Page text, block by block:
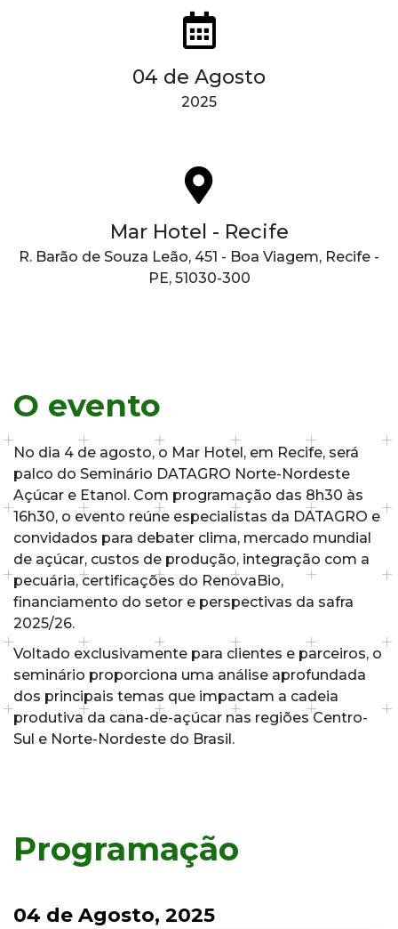
04 de Agosto
2025
Mar Hotel - Recife
R. Barão de Souza Leão, 451 - Boa Viagem, Recife -
PE, 51030-300
O evento
No dia 4 de agosto, o Mar Hotel, em Recife, será
palco do Seminário DATAGRO Norte-Nordeste
Açúcar e Etanol. Com programação das 8h30 às
16h30, o evento reúne especialistas da DATAGRO e
convidados para debater clima, mercado mundial
de açúcar, custos de produção, integração com a
pecuária, certificações do RenovaBio,
financiamento do setor e perspectivas da safra
2025/26.
Voltado exclusivamente para clientes e parceiros, o
seminário proporciona uma análise aprofundada
dos principais temas que impactam a cadeia
produtiva da cana-de-açúcar nas regiões Centro-
Sul e Norte-Nordeste do Brasil.
Programação
04 de Agosto, 2025